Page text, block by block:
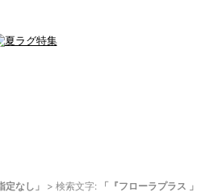
定なし」 > 検索文字: 「『フローラプラス 」